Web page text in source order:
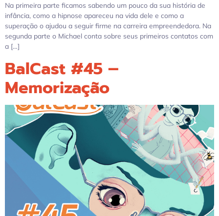
Na primeira parte ficamos sabendo um pouco da sua história de
infância, como a hipnose apareceu na vida dele e como a
superação o ajudou a seguir firme na carreira empreendedora. Na
segunda parte o Michael conta sobre seus primeiros contatos com
a […]
BalCast #45 –
Memorização